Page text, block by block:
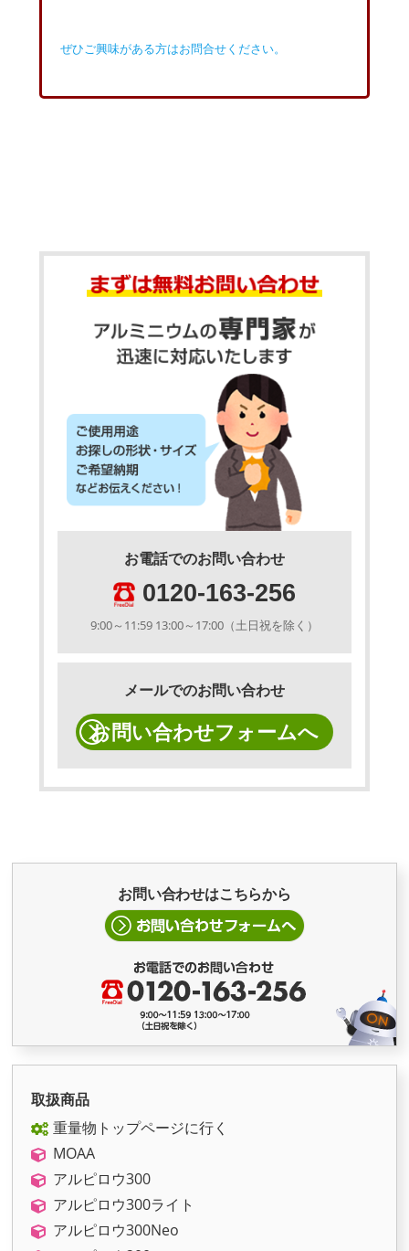
ぜひご興味がある方はお問合せください。
お電話でのお問い合わせ
0120-163-256
9:00～11:59 13:00～17:00（土日祝を除く）
メールでのお問い合わせ
お問い合わせフォームへ
お問い合わせはこちらから
取扱商品
重量物トップページに行く
MOAA
アルピロウ300
アルピロウ300ライト
アルピロウ300Neo